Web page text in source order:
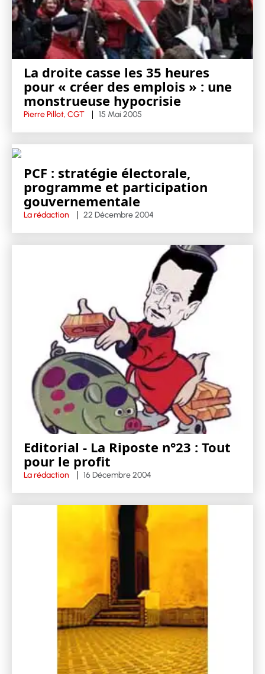
La droite casse les 35 heures
pour « créer des emplois » : une
monstrueuse hypocrisie
Pierre Pillot, CGT 15 Mai 2005
PCF : stratégie électorale,
programme et participation
gouvernementale
La rédaction 22 Décembre 2004
Editorial - La Riposte n°23 : Tout
pour le profit
La rédaction 16 Décembre 2004